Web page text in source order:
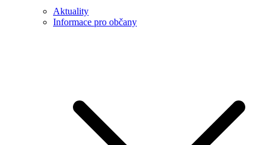
Aktuality
Informace pro občany